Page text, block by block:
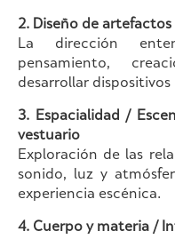
2. Diseño de
La dirección
pensamiento,
desarrollar dispositivos
3. Espacialidad /
vestuario
Exploración de las
sonido, luz y
experiencia escénica.
4. Cuerpo y materia /